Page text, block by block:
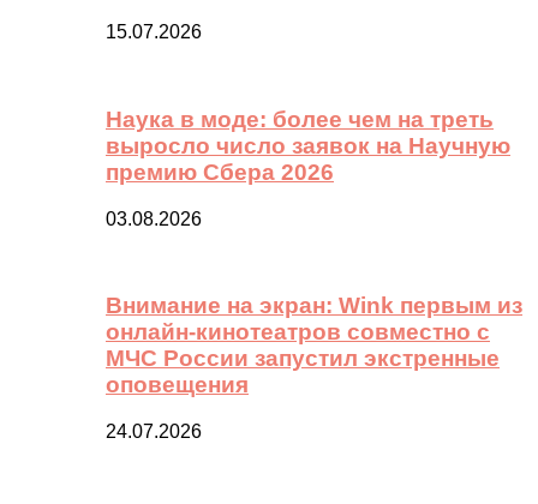
15.07.2026
Наука в моде: более чем на треть
выросло число заявок на Научную
премию Сбера 2026
03.08.2026
Внимание на экран: Wink первым из
онлайн-кинотеатров совместно с
МЧС России запустил экстренные
оповещения
24.07.2026